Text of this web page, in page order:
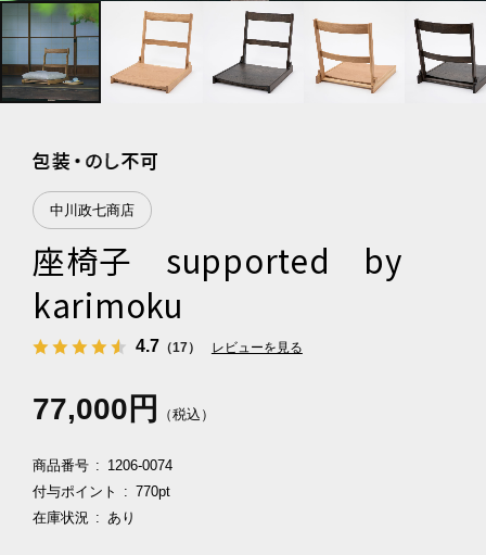
中川政七商店
座椅子 supported by
karimoku
4.7 （17） レビューを見る
77,000円 （税込）
商品番号
1206-0074
付与ポイント
770pt
在庫状況
あり